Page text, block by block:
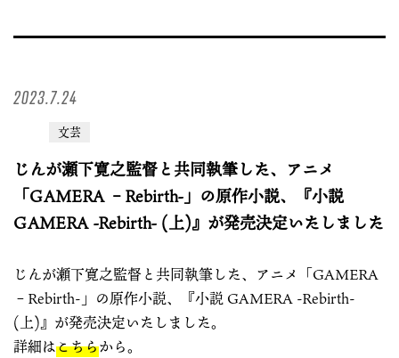
2023.7.24
文芸
じんが瀬下寛之監督と共同執筆した、アニメ
「GAMERA –Rebirth-」の原作小説、『小説
GAMERA -Rebirth- (上)』が発売決定いたしました
じんが瀬下寛之監督と共同執筆した、アニメ「GAMERA
–Rebirth-」の原作小説、『小説 GAMERA -Rebirth-
(上)』が発売決定いたしました。
詳細はこちらから。